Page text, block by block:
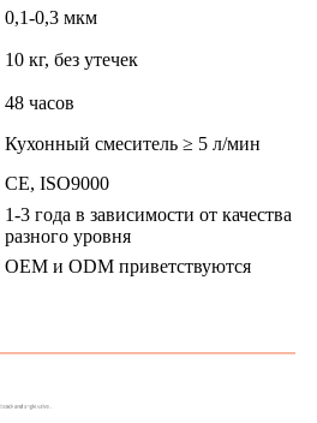
0,1-0,3 мкм
10 кг, без утечек
48 часов
Кухонный смеситель ≥ 5 л/мин
CE, ISO9000
1-3 года в зависимости от качества
разного уровня
OEM и ODM приветствуются